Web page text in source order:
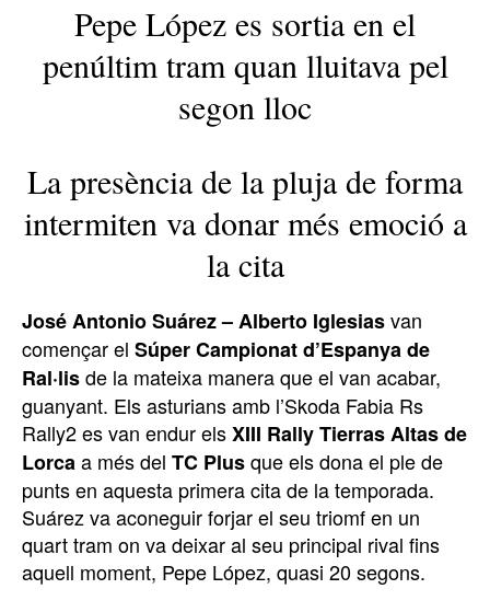
Pepe López es sortia en el
penúltim tram quan lluitava pel
segon lloc
La presència de la pluja de forma
intermiten va donar més emoció a
la cita
José Antonio Suárez – Alberto Iglesiasvan
començar el Súper Campionat d’Espanya de
Ral·lisde la mateixa manera que el van acabar,
guanyant. Els asturians amb l’Skoda Fabia Rs
Rally2 es van endur elsXIII Rally Tierras Altas de
Lorcaa més del TC Plusque els dona el ple de
punts en aquesta primera cita de la temporada.
Suárez va aconeguir forjar el seu triomf en un
quart tram on va deixar al seu principal rival fins
aquell moment, Pepe López, quasi 20 segons.